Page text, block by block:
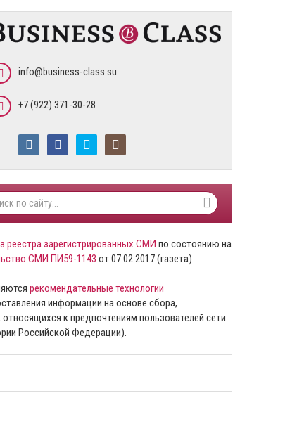
info@business-class.su
+7 (922) 371-30-28
реестра зарегистрированных СМИ по состоянию на
СМИ ПИ59-1143 от 07.02.2017 (газета)
рекомендательные технологии
информации на основе сбора,
к предпочтениям пользователей сети
Российской Федерации).